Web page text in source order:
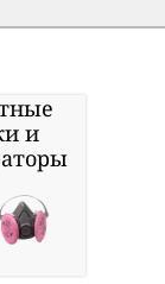
и